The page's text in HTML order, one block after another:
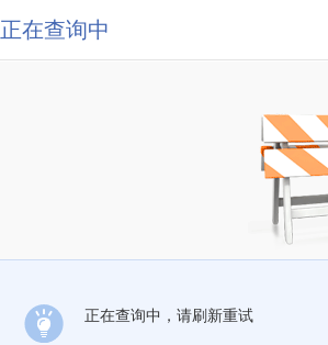
正在查询中
正在查询中，请刷新重试